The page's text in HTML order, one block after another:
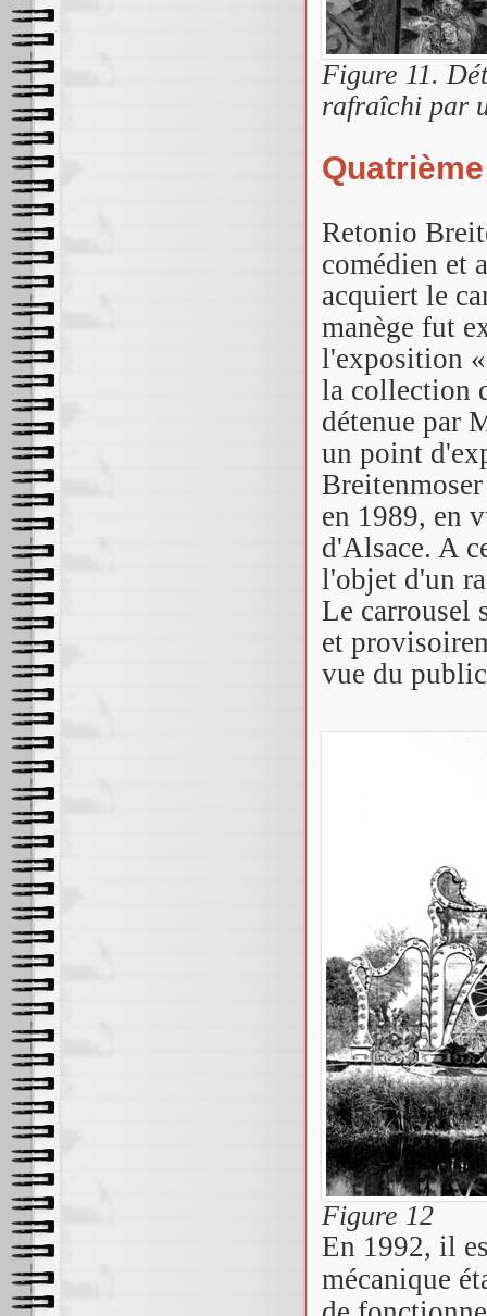
Figure 11.
rafraîchi par
Retonio
comédien et
acquiert le
manège fut
l'exposition
la collection
détenue par
un point
en 1989, en
d'Alsace. A
l'objet d'un
Le carrousel
et
vue du
Figure 12
En 1992, il
mécanique